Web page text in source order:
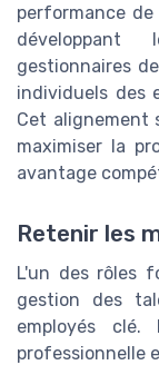
performance
développant
gestionnaires
individuels des
Cet alignement
maximiser la
avantage
Retenir les
L'un des rôles
gestion des
employés
professionnelle